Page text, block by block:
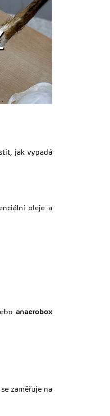
jak vypadá
oleje a
anaerobox
zaměřuje na